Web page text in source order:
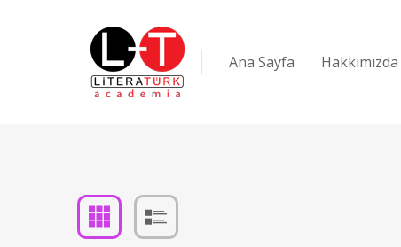
Ana Sayfa Hakkımızda